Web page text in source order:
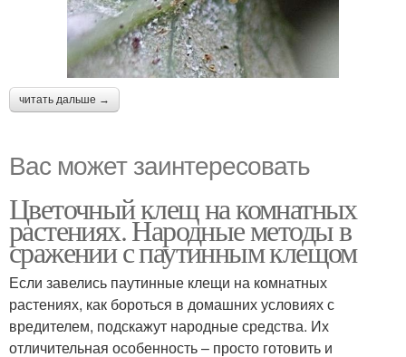
читать дальше →
Вас может заинтересовать
Цветочный клещ на комнатных
растениях. Народные методы в
сражении с паутинным клещом
Если завелись паутинные клещи на комнатных
растениях, как бороться в домашних условиях с
вредителем, подскажут народные средства. Их
отличительная особенность – просто готовить и